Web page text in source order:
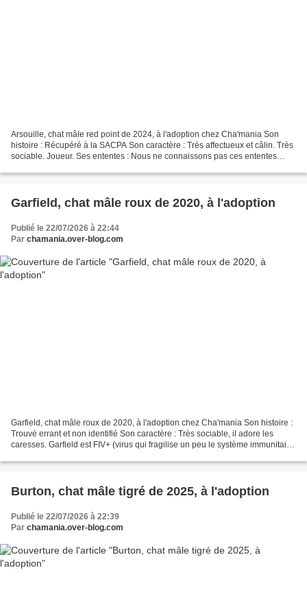
Arsouille, chat mâle red point de 2024, à l'adoption chez Cha'mania Son
histoire : Récupéré à la SACPA Son caractère : Très affectueux et câlin. Très
sociable. Joueur. Ses ententes : Nous ne connaissons pas ces ententes
Garfield, chat mâle roux de 2020, à l'adoption
Publié le 22/07/2026 à 22:44
Par chamania.over-blog.com
Garfield, chat mâle roux de 2020, à l'adoption chez Cha'mania Son histoire :
Trouvé errant et non identifié Son caractère : Très sociable, il adore les
caresses. Garfield est FIV+ (virus qui fragilise un peu le système immunitaire
Burton, chat mâle tigré de 2025, à l'adoption
Publié le 22/07/2026 à 22:39
Par chamania.over-blog.com